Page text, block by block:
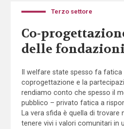
Terzo settore
Co-
delle
Il welfare state spesso fa fatica
coprogettazione e la
rendiamo conto che spesso il
pubblico – privato fatica a
La vera sfida è quella di
tenere vivi i valori comunitari in